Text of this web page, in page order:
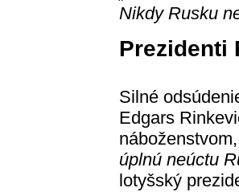
Nikdy Rusku
Prezidenti
Silné
Edgars
úplnú neúctu
lotyšský